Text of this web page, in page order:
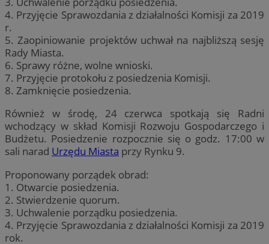
4. Przyjęcie Sprawozdania z działalności Komisji za 2019
r.
5. Zaopiniowanie projektów uchwał na najbliższą sesję
Rady Miasta.
6. Sprawy różne, wolne wnioski.
7. Przyjęcie protokołu z posiedzenia Komisji.
8. Zamknięcie posiedzenia.
Również w środę, 24 czerwca spotkają się Radni
wchodzący w skład Komisji Rozwoju Gospodarczego i
Budżetu. Posiedzenie rozpocznie się o godz. 17:00 w
sali narad Urzędu Miasta przy Rynku 9.
Proponowany porządek obrad:
1. Otwarcie posiedzenia.
2. Stwierdzenie quorum.
3. Uchwalenie porządku posiedzenia.
4. Przyjęcie Sprawozdania z działalności Komisji za 2019
rok.